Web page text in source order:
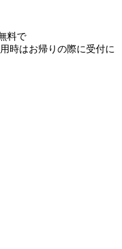
料で
時はお帰りの際に受付に